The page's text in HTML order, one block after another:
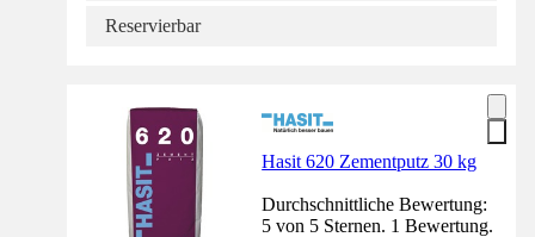
Reservierbar
Hasit 620 Zementputz 30 kg
Durchschnittliche Bewertung:
5 von 5 Sternen. 1 Bewertung.